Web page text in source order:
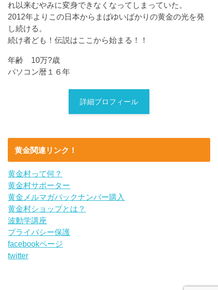
れ以来むやみに変身できなくなってしまっていた。
2012年よりこの日本からまばゆいばかりの黄金の光を発
し続ける。
続け者ども！伝説はここから始まる！！
年齢 10万?歳
パソコン暦１６年
詳細プロフィール
黄金関連リンク！
黄金村って何？
黄金村サポーター
黄金メルマガバックナンバー購入
黄金村ショップとは？
波動学講座
プライバシー保護
facebookページ
twitter